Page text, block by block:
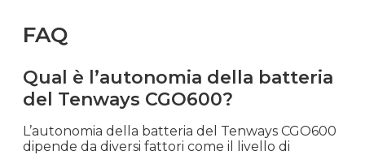
FAQ
Qual è l’autonomia della batteria
del Tenways CGO600?
L’autonomia della batteria del Tenways CGO600
dipende da diversi fattori come il livello di